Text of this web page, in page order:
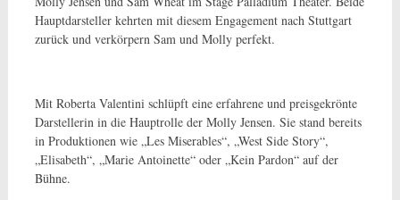
Hauptdarsteller kehrten mit diesem Engagement nach Stuttgart
zurück und verkörpern Sam und Molly perfekt.
Mit Roberta Valentini schlüpft eine erfahrene und preisgekrönte
Darstellerin in die Hauptrolle der Molly Jensen. Sie stand bereits
in Produktionen wie „Les Miserables“, „West Side Story“,
„Elisabeth“, „Marie Antoinette“ oder „Kein Pardon“ auf der
Bühne.